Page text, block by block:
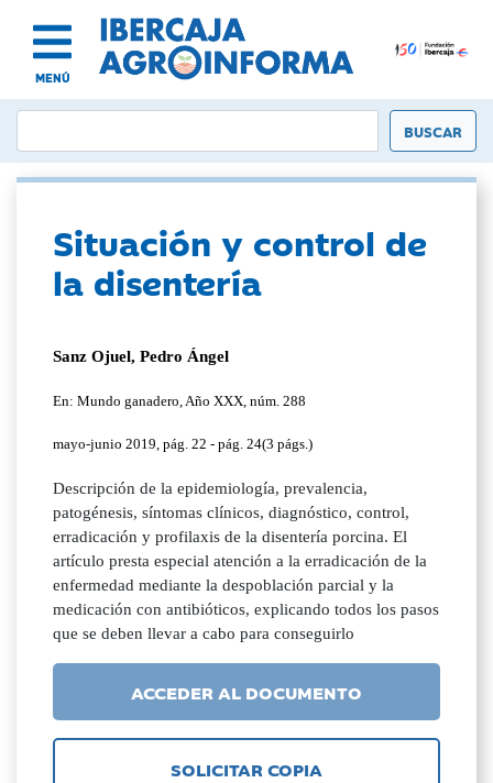
MENÚ
Situación y control de
la disentería
Sanz Ojuel, Pedro Ángel
En: Mundo ganadero, Año XXX, núm. 288
mayo-junio 2019, pág. 22 - pág. 24(3 págs.)
Descripción de la epidemiología, prevalencia,
patogénesis, síntomas clínicos, diagnóstico, control,
erradicación y profilaxis de la disentería porcina. El
artículo presta especial atención a la erradicación de la
enfermedad mediante la despoblación parcial y la
medicación con antibióticos, explicando todos los pasos
que se deben llevar a cabo para conseguirlo
ACCEDER AL DOCUMENTO
SOLICITAR COPIA